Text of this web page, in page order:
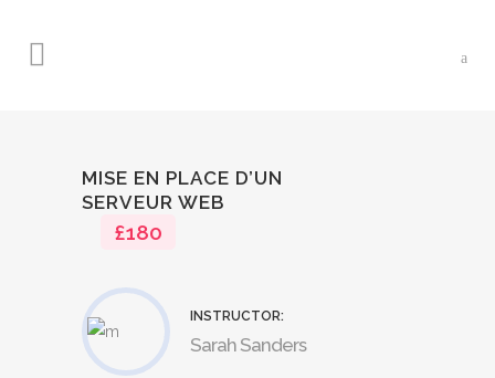
MISE EN PLACE D’UN
SERVEUR WEB
£180
INSTRUCTOR:
Sarah Sanders